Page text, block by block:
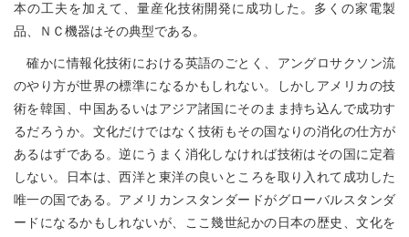
本の工夫を加えて、量産化技術開発に成功した。多くの家電製
品、ＮＣ機器はその典型である。
確かに情報化技術における英語のごとく、アングロサクソン流
のやり方が世界の標準になるかもしれない。しかしアメリカの技
術を韓国、中国あるいはアジア諸国にそのまま持ち込んで成功す
るだろうか。文化だけではなく技術もその国なりの消化の仕方が
あるはずである。逆にうまく消化しなければ技術はその国に定着
しない。日本は、西洋と東洋の良いところを取り入れて成功した
唯一の国である。アメリカンスタンダードがグローバルスタンダ
ードになるかもしれないが、ここ幾世紀かの日本の歴史、文化を